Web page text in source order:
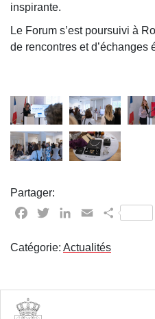
inspirante.
Le Forum s’est poursuivi à
de rencontres et d’échanges
Partager:
Facebook
TwitterLinkedIn
EmailPartager
Catégorie: Actualités